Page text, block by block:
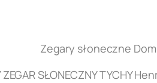
Zegary słoneczne
ZEGAR SŁONECZNY TYCHY